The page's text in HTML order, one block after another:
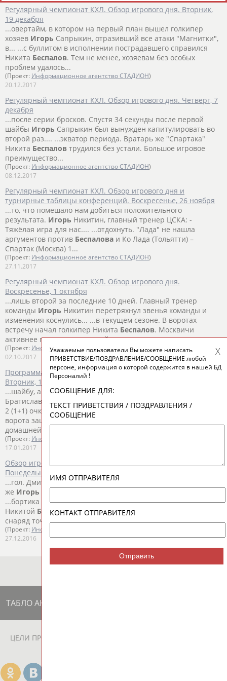
Регулярный чемпионат КХЛ. Обзор игрового дня. Вторник,
19 декабря
...овертайм, в котором на первый план вышел голкипер
хозяев Игорь Сапрыкин, отразивший все атаки "Магнитки",
в... ...с буллитом в исполнении пострадавшего справился
Никита Беспалов. Тем не менее, хозяевам без особых
проблем удалось...
(Проект: Информационное агентство СТАДИОН)
20.12.2017
Регулярный чемпионат КХЛ. Обзор игрового дня. Четверг, 7
декабря
...после серии бросков. Спустя 34 секунды после первой
шайбы Игорь Сапрыкин был вынужден капитулировать во
второй раз.... ...экватор периода. Вратарь же "Спартака"
Никита Беспалов трудился без устали. Большое игровое
преимущество...
(Проект: Информационное агентство СТАДИОН)
08.12.2017
Регулярный чемпионат КХЛ. Обзор игрового дня и
турнирные таблицы конференций. Воскресенье, 26 ноября
...то, что помешало нам добиться положительного
результата. Игорь Никитин, главный тренер ЦСКА: -
Тяжёлая игра для нас.... ...отдохнуть. "Лада" не нашла
аргументов против Беспалова и Ко Лада (Тольятти) –
Спартак (Москва) 1...
(Проект: Информационное агентство СТАДИОН)
27.11.2017
Регулярный чемпионат КХЛ. Обзор игрового дня.
Воскресенье, 1 октября
...лишь второй за последние 10 дней. Главный тренер
команды Игорь Никитин перетряхнул звенья команды и
изменения коснулись... ...в текущем сезоне. В воротах
встречу начал голкипер Никита Беспалов. Москвичи
активнее провели стартовый период, во время...
(Проект: Информационное агентство СТАДИОН)
02.10.2017
Программа игрового дня регулярного чемпионата КХЛ.
Вторник, 17 января
...шайбу, а единственный россиянин в команде из
Братиславы Игорь Мусатов в последних двух матчах набрал
2 (1+1) очка при... ...рокировки не приносят. В Челябинске
ворота защищал НикитаБеспалов
домашней сессии...
(Проект: Информационное агентство СТАДИОН
17.01.2017
Обзор игрового дня регулярного чемпионата КХЛ.
Понедельник, 26 декабря
...гол. Дмитрий Саюстов сравнял счёт. Но практически сразу
же Игорь
...бортика боролись гости, беспрепятственно сблизился с
Никитой Беспаловым , от души размахнулся и отправил
снаряд точно в...
(Проект: Информационное агентство СТАДИОН
27.12.2016
ТАБЛО АКТИВНОСТИ
ЦЕЛИ ПРОЕКТА
Уважаемые пользователи Вы можете написать
ПРИВЕТСТВИЕ/ПОЗДРАВЛЕНИЕ/СООБЩЕНИЕ любой
персоне, информация о которой содержится в нашей БД
Персоналий !
СООБЩЕНИЕ ДЛЯ:
ТЕКСТ ПРИВЕТСТВИЯ / ПОЗДРАВЛЕНИЯ /
СООБЩЕНИЕ
ИМЯ ОТПРАВИТЕЛЯ
КОНТАКТ ОТПРАВИТЕЛЯ
Отправить